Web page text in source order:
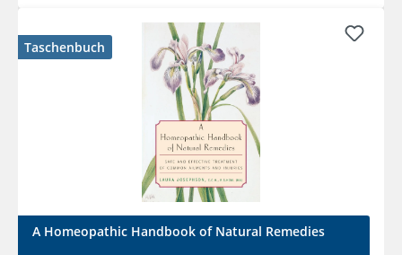
Taschenbuch
A Homeopathic Handbook of Natural Remedies